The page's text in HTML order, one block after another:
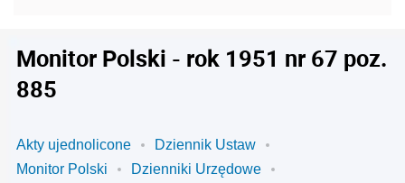
Monitor Polski - rok 1951 nr 67 poz.
885
Akty ujednolicone
Dziennik Ustaw
Monitor Polski
Dzienniki Urzędowe